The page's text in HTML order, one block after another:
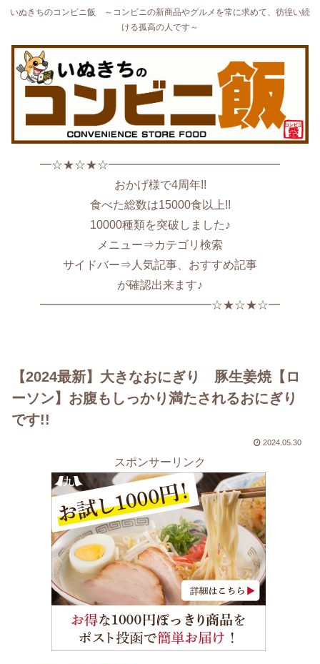
いぬきちのコンビニ飯 ～コンビニの新商品やグルメを常に求めて、彷徨い続
ける孤高の人です～
━☆★☆★☆━━━━━━━━━━━━━━━
おかげ様で4周年!!
食べた総数は15000食以上!!
10000種類を突破しました♪
メニュー⇒カテゴリ検索
サイドバー⇒人気記事、おすすめ記事
が確認出来ます♪
━━━━━━━━━━━━━━━☆★☆★☆━
【2024最新】大きなおにぎり 豚生姜焼【ロ
ーソン】お腹もしっかり満たされるおにぎり
です!!
2024.05.30
スポンサーリンク